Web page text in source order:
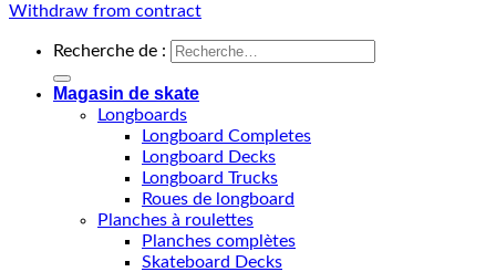
Withdraw from contract
Recherche de :
Magasin de skate
Longboards
Longboard Completes
Longboard Decks
Longboard Trucks
Roues de longboard
Planches à roulettes
Planches complètes
Skateboard Decks